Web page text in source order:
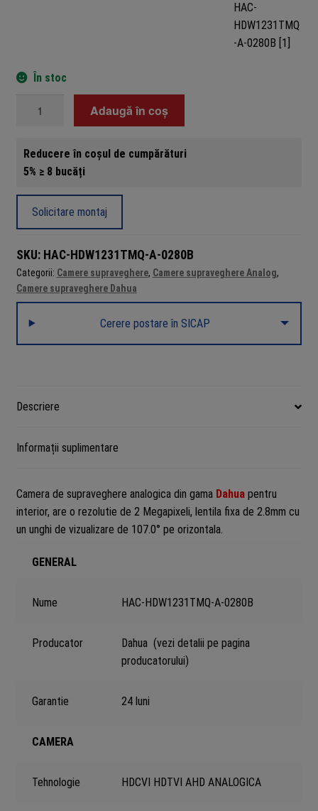
În stoc
supraveghere
Dahua,
interior,
MP,
60
m,
Starlight,
0280B
Adaugă în coș
Reducere în coșul de cumpărături
5% ≥ 8 bucăți
Solicitare montaj
SKU: HAC-HDW1231TMQ-A-0280B
Categorii: Camere supraveghere, Camere supraveghere Analog,
Camere supraveghere Dahua
Cerere postare în SICAP
Descriere
Informații suplimentare
Camera de supraveghere analogica din gama Dahuapentru
interior, are o rezolutie de 2 Megapixeli, lentila fixa de 2.8mm cu
un unghi de vizualizare de 107.0° pe orizontala.
GENERAL
Nume HAC-HDW1231TMQ-A-0280B
Producator Dahua(vezi detalii pe pagina
producatorului)
Garantie 24 luni
CAMERA
Tehnologie HDCVI HDTVI AHD ANALOGICA